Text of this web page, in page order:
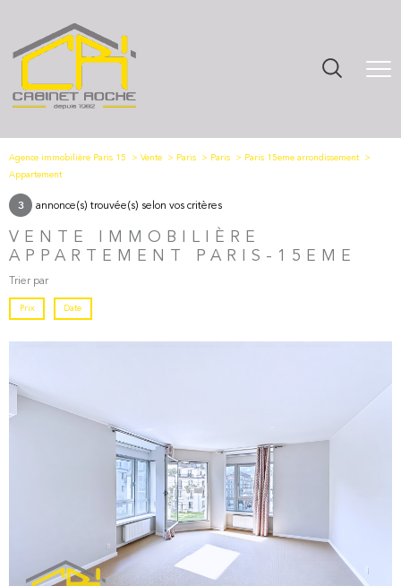
Agence immobilière Paris 15 Vente Paris Paris
Paris 15eme arrondissement
Appartement
3 annonce(s) trouvée(s) selon vos critères
VENTE IMMOBILIÈRE
APPARTEMENT PARIS-15EME
Trier par
Prix Date
Voir le
Bien